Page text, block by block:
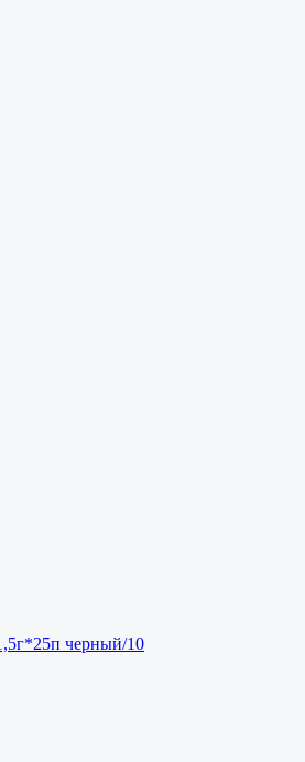
черный/10